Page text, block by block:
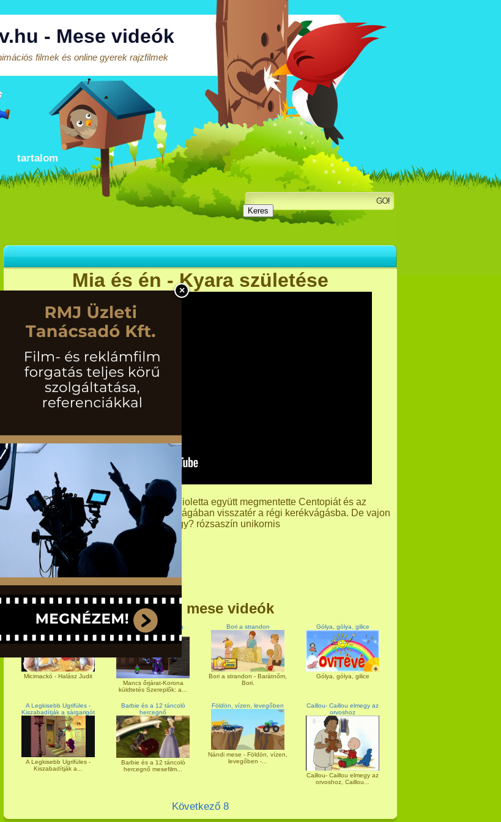
- Mese videók
filmek és online gyerek rajzfilmek
tartalom
Mia és én - Kyara születése
Kyara születése - Miután Mia és Violetta együtt megmentette Centopiát és az
unikornisokat, az élet a tündérek királyságában visszatér a régi kerékvágásba. De vajon
meddig lesz így? rózsaszín unikornis
További mese videók
Micimackó - Halász Judit
Mancs őrjárat-Korona
küldtetés
Mancs őrjárat-Korona
küldtetés Szereplők: a...
Bori a strandon
Bori a strandon - Barátnőm,
Bori.
Gólya, gólya, gilice
Gólya, gólya, gilice
A Legkisebb Ugrifüles -
Kiszabadítják a sárgarigót
A Legkisebb Ugrifüles -
Kiszabadítják a...
Barbie és a 12 táncoló
hercegnő
Barbie és a 12 táncoló
hercegnő mesefilm...
Földön, vízen, levegőben
Nándi mese - Földön, vízen,
levegőben -...
Caillou- Caillou elmegy az
orvoshoz
Caillou- Caillou elmegy az
orvoshoz, Caillou...
Következő 8
×